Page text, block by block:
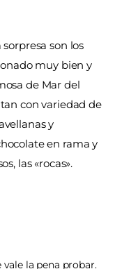
son los
muy bien y
de Mar del
con variedad de
y
en rama y
las «rocas».
vale la pena probar.